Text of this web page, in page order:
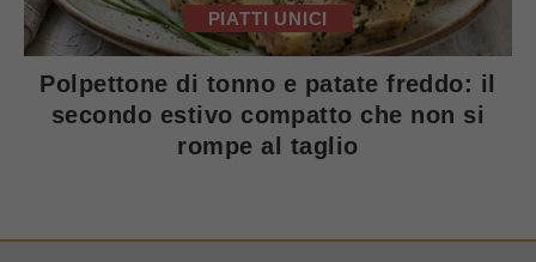
PIATTI UNICI
Polpettone di tonno e patate freddo: il
secondo estivo compatto che non si
rompe al taglio